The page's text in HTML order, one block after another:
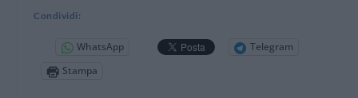
Condividi:
WhatsApp
Telegram
Stampa